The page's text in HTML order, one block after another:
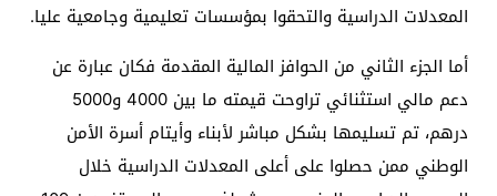
المعدلات الدراسية والتحقوا بمؤسسات تعليمية وجامعية عليا.
أما الجزء الثاني من الحوافز المالية المقدمة فكان عبارة عن
دعم مالي استثنائي تراوحت قيمته ما بين 4000 و5000
درهم، تم تسليمها بشكل مباشر لأبناء وأيتام أسرة الأمن
الوطني ممن حصلوا على أعلى المعدلات الدراسية خلال